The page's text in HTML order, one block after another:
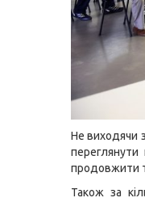
Не виходячи
переглянути
продовжити
Також за